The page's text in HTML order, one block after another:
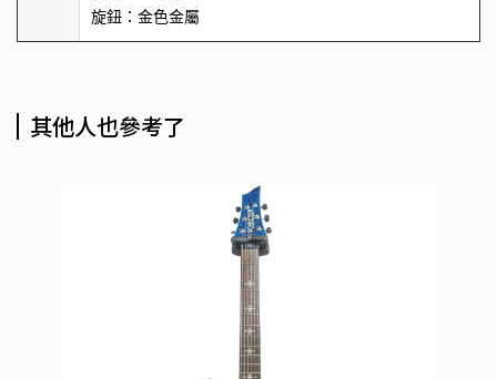
旋鈕：金色金屬
其他人也參考了